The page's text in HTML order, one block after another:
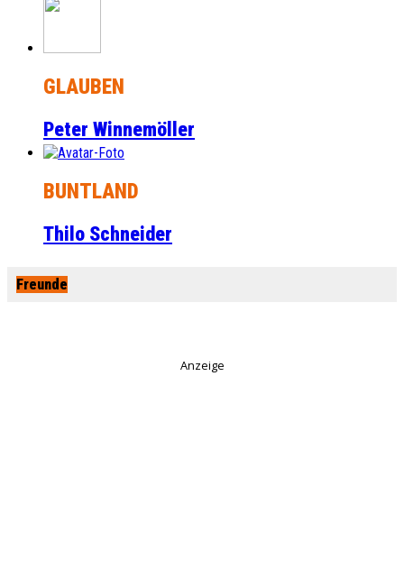
GLAUBEN
Peter Winnemöller
BUNTLAND
Thilo Schneider
Freunde
Anzeige